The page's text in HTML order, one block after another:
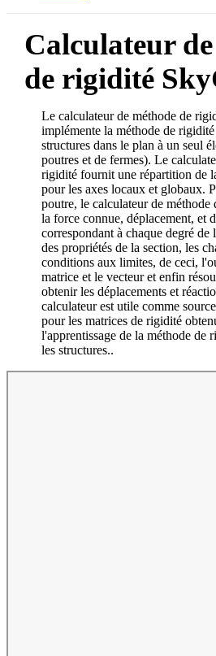
Calculateur
de rigidité
Le calculateur de méthode de
implémente la méthode de
structures dans le plan à un seul
poutres et de fermes). Le
rigidité fournit une répartition de
pour les axes locaux et globaux.
poutre, le calculateur de méthode
la force connue, déplacement, et
correspondant à chaque degré
des propriétés de la section, les
conditions aux limites, de ceci,
matrice et le vecteur et enfin
obtenir les déplacements et
calculateur est utile comme
pour les matrices de rigidité
l'apprentissage de la méthode de
les structures..